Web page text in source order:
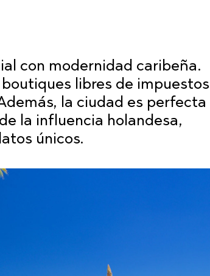
con modernidad caribeña.
libres de impuestos
la ciudad es perfecta
la influencia holandesa,
únicos.